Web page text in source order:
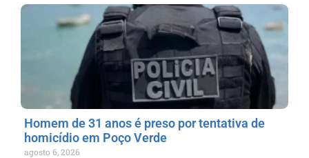
Homem de 31 anos é preso por tentativa de
homicídio em Poço Verde
agosto 6, 2026